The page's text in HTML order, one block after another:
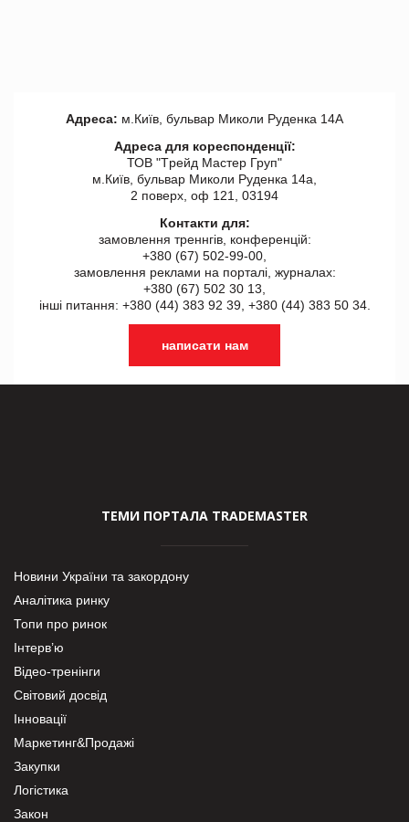
Адреса: м.Київ, бульвар Миколи Руденка 14А
Адреса для кореспонденції:
ТОВ "Tрейд Мастер Груп"
м.Київ, бульвар Миколи Руденка 14а,
2 поверх, оф 121, 03194
Контакти для:
замовлення треннгів, конференцій:
+380 (67) 502-99-00,
замовлення реклами на порталі, журналах:
+380 (67) 502 30 13,
інші питання: +380 (44) 383 92 39, +380 (44) 383 50 34.
написати нам
ТЕМИ ПОРТАЛА TRADEMASTER
Новини України та закордону
Аналітика ринку
Топи про ринок
Інтерв’ю
Відео-тренінги
Світовий досвід
Інновації
Маркетинг&Продажі
Закупки
Логістика
Закон